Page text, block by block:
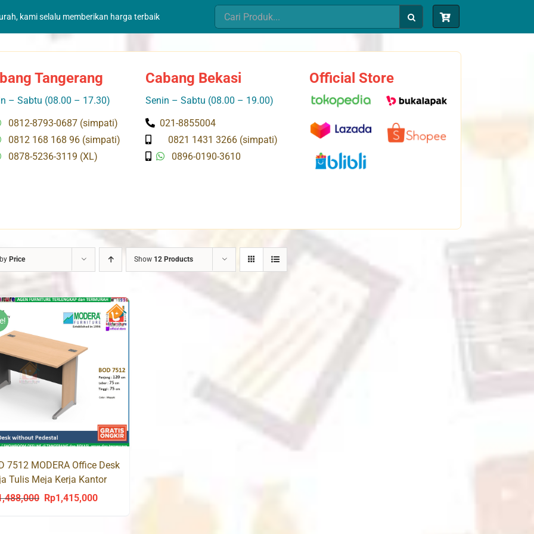
kami selalu memberikan harga terbaik
Search
for:
Tangerang
– Sabtu (08.00 – 17.30)
0812-8793-0687 (simpati)
0812 168 168 96 (simpati)
0878-5236-3119 (XL)
Cabang Bekasi
Senin – Sabtu (08.00 – 19.00)
021-8855004
0821 1431 3266 (simpati)
0896-0190-3610
Official Store
Price Show 12 Products
7512 MODERA Office Desk
Tulis Meja Kerja Kantor
Original
Rp1,415,000Current